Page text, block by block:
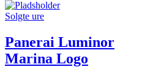
Solgte ure
Panerai Luminor
Marina Logo